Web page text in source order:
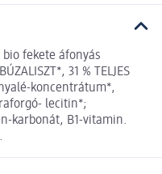
fekete áfonyás
31 % TELJES
koncentrátum*,
lecitin*;
karbonát, B1-vitamin.